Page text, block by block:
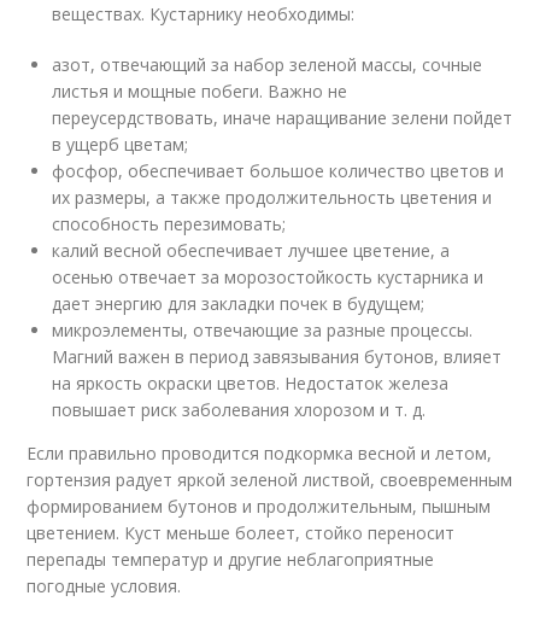
веществах. Кустарнику необходимы:
азот, отвечающий за набор зеленой массы, сочные
листья и мощные побеги. Важно не
переусердствовать, иначе наращивание зелени пойдет
в ущерб цветам;
фосфор, обеспечивает большое количество цветов и
их размеры, а также продолжительность цветения и
способность перезимовать;
калий весной обеспечивает лучшее цветение, а
осенью отвечает за морозостойкость кустарника и
дает энергию для закладки почек в будущем;
микроэлементы, отвечающие за разные процессы.
Магний важен в период завязывания бутонов, влияет
на яркость окраски цветов. Недостаток железа
повышает риск заболевания хлорозом и т. д.
Если правильно проводится подкормка весной и летом,
гортензия радует яркой зеленой листвой, своевременным
формированием бутонов и продолжительным, пышным
цветением. Куст меньше болеет, стойко переносит
перепады температур и другие неблагоприятные
погодные условия.